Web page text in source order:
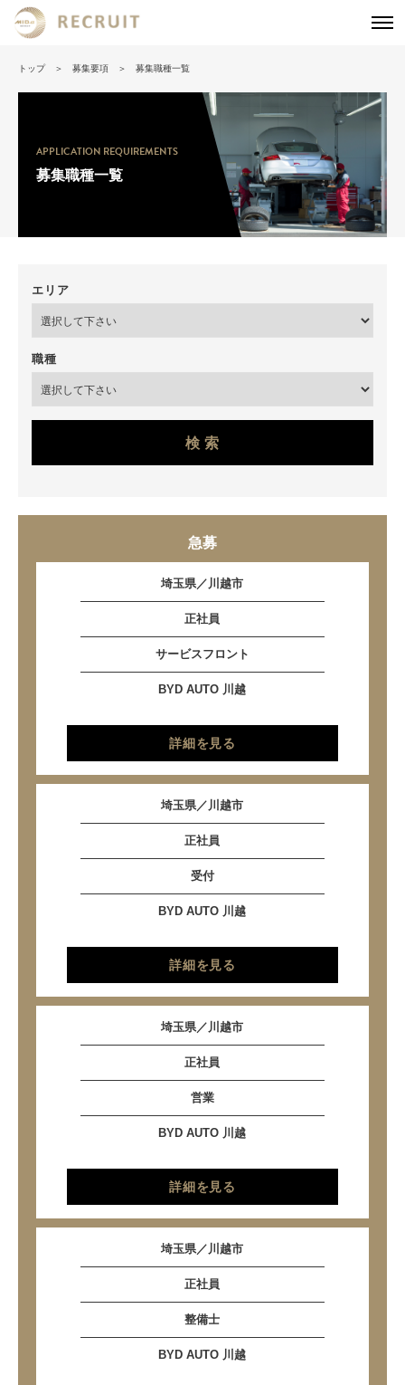
トップ 募集要項 募集職種一覧
APPLICATION REQUIREMENTS
募集職種一覧
エリア
職種
検 索
急募
埼玉県／川越市
正社員
サービスフロント
BYD AUTO 川越
詳細を見る
埼玉県／川越市
正社員
受付
BYD AUTO 川越
詳細を見る
埼玉県／川越市
正社員
営業
BYD AUTO 川越
詳細を見る
埼玉県／川越市
正社員
整備士
BYD AUTO 川越